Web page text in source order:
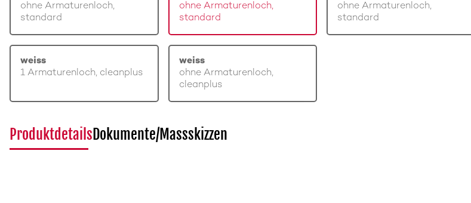
ohne Armaturenloch,
standard
ohne Armaturenloch,
standard
ohne Armaturenloch,
standard
weiss
1 Armaturenloch, cleanplus
weiss
ohne Armaturenloch,
cleanplus
ProduktdetailsDokumente/Massskizzen